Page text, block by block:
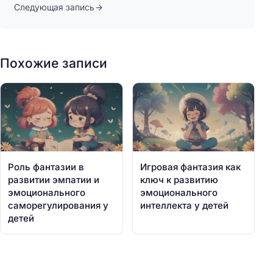
Следующая запись
Похожие записи
Роль фантазии в
развитии эмпатии и
эмоционального
саморегулирования у
детей
Игровая фантазия как
ключ к развитию
эмоционального
интеллекта у детей